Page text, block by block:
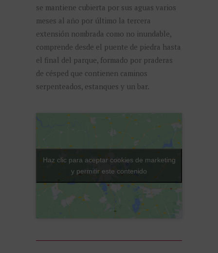
se mantiene cubierta por sus aguas varios
meses al año por último la tercera
extensión nombrada como no inundable,
comprende desde el puente de piedra hasta
el final del parque, formado por praderas
de césped que contienen caminos
serpenteados, estanques y un bar.
Haz clic para aceptar cookies de marketing
y permitir este contenido